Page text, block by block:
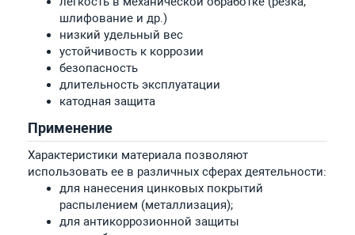
шлифование и др.)
низкий удельный вес
устойчивость к коррозии
безопасность
длительность эксплуатации
катодная защита
Применение
Характеристики материала позволяют
использовать ее в различных сферах деятельности:
для нанесения цинковых покрытий
распылением (металлизация);
для антикоррозионной защиты